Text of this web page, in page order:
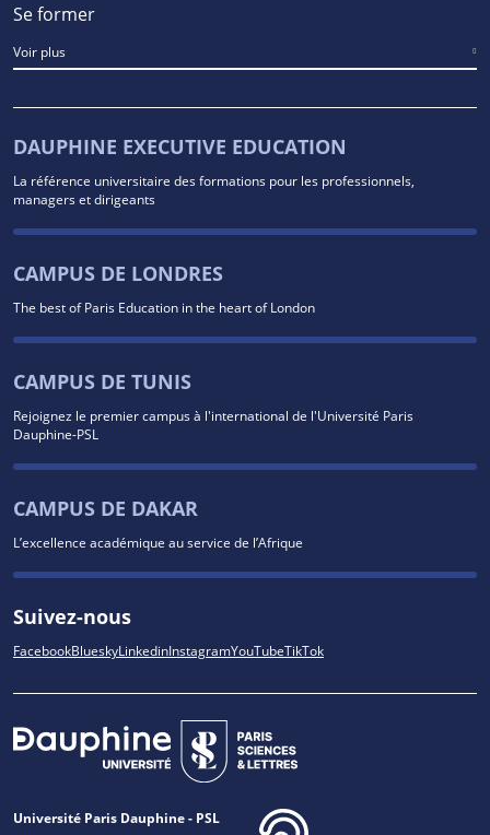
Se former
Voir plus
DAUPHINE EXECUTIVE EDUCATION
La référence universitaire des formations pour les professionnels,
managers et dirigeants
CAMPUS DE LONDRES
The best of Paris Education in the heart of London
CAMPUS DE TUNIS
Rejoignez le premier campus à l'international de l'Université Paris
Dauphine-PSL
CAMPUS DE DAKAR
L’excellence académique au service de l’Afrique
Suivez-nous
FacebookBlueskyLinkedinInstagramYouTubeTikTok
Université Paris Dauphine - PSL